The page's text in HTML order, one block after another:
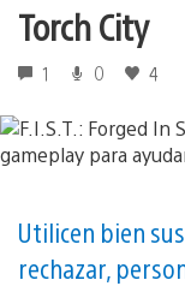
Torch City
1 0 4
Utilicen bien
rechazar,